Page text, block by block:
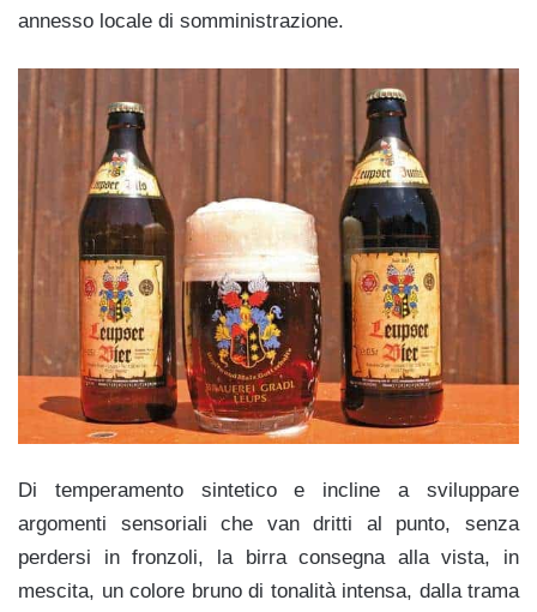
annesso locale di somministrazione.
Di temperamento sintetico e incline a sviluppare
argomenti sensoriali che van dritti al punto, senza
perdersi in fronzoli, la birra consegna alla vista, in
mescita, un colore bruno di tonalità intensa, dalla trama